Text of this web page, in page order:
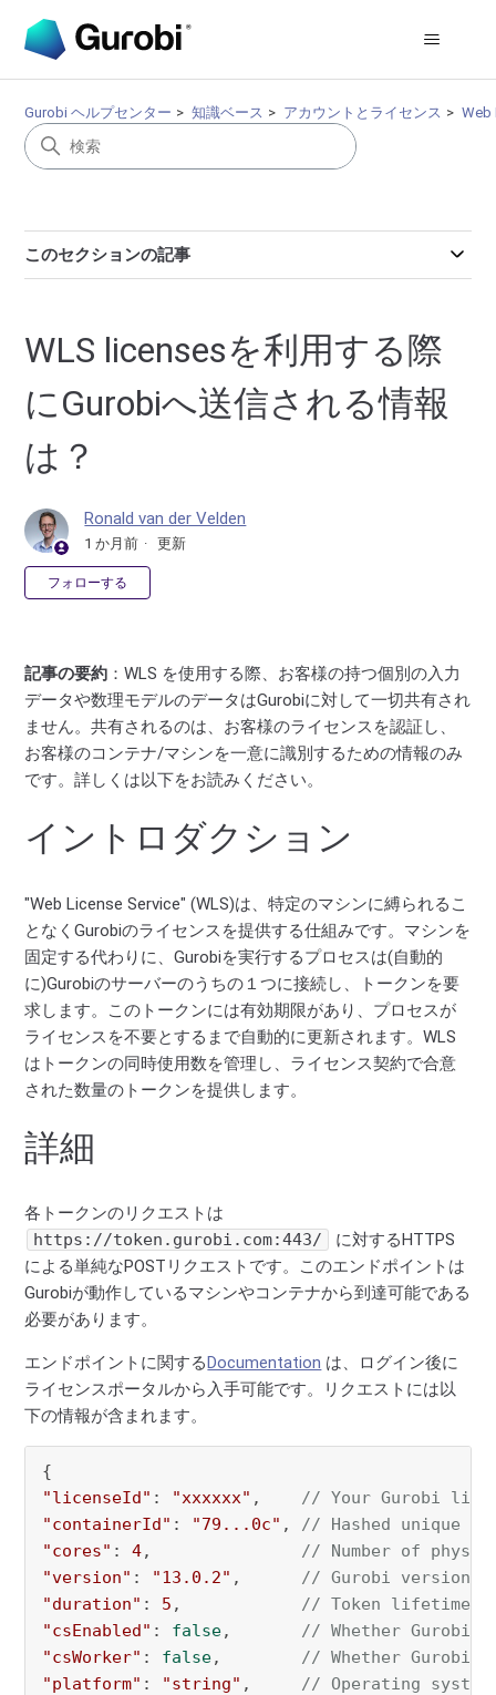
Gurobi ヘルプセンター 知識ベース アカウントとライセンス Web
このセクションの記事
WLS licensesを利用する際
にGurobiへ送信される情報
は？
Ronald van der Velden
1 か月前 更新
フォローする
記事の要約 ：WLS を使用する際、お客様の持つ個別の入力
データや数理モデルのデータはGurobiに対して一切共有され
ません。共有されるのは、お客様のライセンスを認証し、
お客様のコンテナ/マシンを一意に識別するための情報のみ
です。詳しくは以下をお読みください。
イントロダクション
"Web License Service" (WLS)は、特定のマシンに縛られるこ
となくGurobiのライセンスを提供する仕組みです。マシンを
固定する代わりに、Gurobiを実行するプロセスは(自動的
に)Gurobiのサーバーのうちの１つに接続し、トークンを要
求します。このトークンには有効期限があり、プロセスが
ライセンスを不要とするまで自動的に更新されます。WLS
はトークンの同時使用数を管理し、ライセンス契約で合意
された数量のトークンを提供します。
詳細
各トークンのリクエストは
https://token.gurobi.com:443/
に対するHTTPS
による単純なPOSTリクエストです。このエンドポイントは
Gurobiが動作しているマシンやコンテナから到達可能である
必要があります。
エンドポイントに関する Documentation は、ログイン後に
ライセンスポータルから入手可能です。リクエストには以
下の情報が含まれます。
"licenseId" : "xxxxxx" , // Your Gurobi
"containerId" : "79...0c" , // Hashed unique
"cores" : 4, // Number of
"version" : "13.0.2" , // Gurobi version
"duration" : 5 , // Token lifetime in
"csEnabled" : false, // Whether Gurobi
"csWorker" : false, // Whether Gurobi
"platform" : "string" , // Operating system